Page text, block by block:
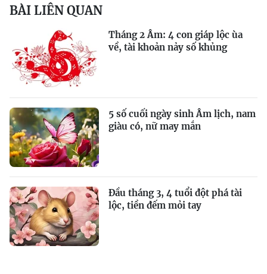
BÀI LIÊN QUAN
Tháng 2 Âm: 4 con giáp lộc ùa
về, tài khoản nảy số khủng
5 số cuối ngày sinh Âm lịch, nam
giàu có, nữ may mắn
Đầu tháng 3, 4 tuổi đột phá tài
lộc, tiền đếm mỏi tay